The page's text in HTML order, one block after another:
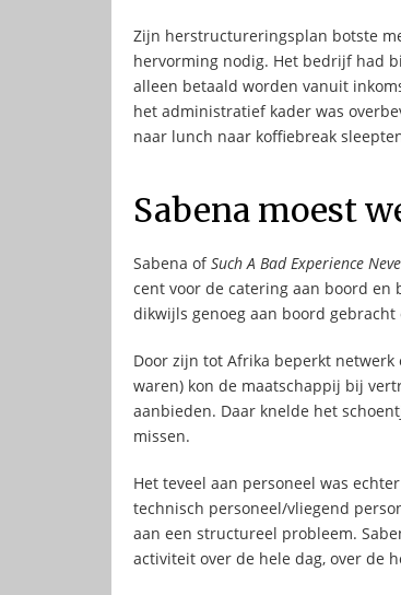
Zijn herstructureringsplan botste
hervorming nodig. Het bedrijf had
alleen betaald worden vanuit
het administratief kader was
naar lunch naar koffiebreak
Sabena moest
Sabena ofSuch A Bad Experience
cent voor de catering aan boord en
dikwijls genoeg aan boord
Door zijn tot Afrika beperkt
waren) kon de maatschappij bij
aanbieden. Daar knelde het
missen.
Het teveel aan personeel was
technisch personeel/vliegend
aan een structureel probleem.
activiteit over de hele dag, over de